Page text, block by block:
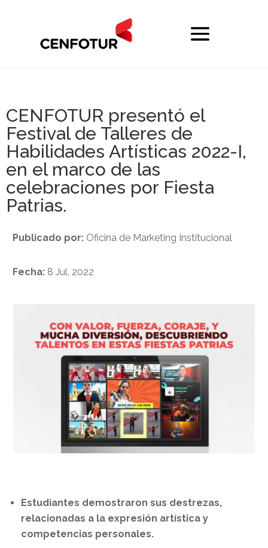
CENFOTUR presentó el
Festival de Talleres de
Habilidades Artísticas 2022-I,
en el marco de las
celebraciones por Fiesta
Patrias.
Publicado por: Oficina de Marketing Institucional
Fecha: 8 Jul, 2022
Estudiantes demostraron sus destrezas,
relacionadas a la expresión artística y
competencias personales.